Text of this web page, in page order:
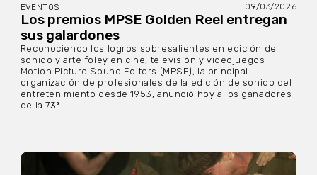
EVENTOS 09/03/2026
Los premios MPSE Golden Reel entregan
sus galardones
Reconociendo los logros sobresalientes en edición de
sonido y arte foley en cine, televisión y videojuegos
Motion Picture Sound Editors (MPSE), la principal
organización de profesionales de la edición de sonido del
entretenimiento desde 1953, anunció hoy a los ganadores
de la 73ª...